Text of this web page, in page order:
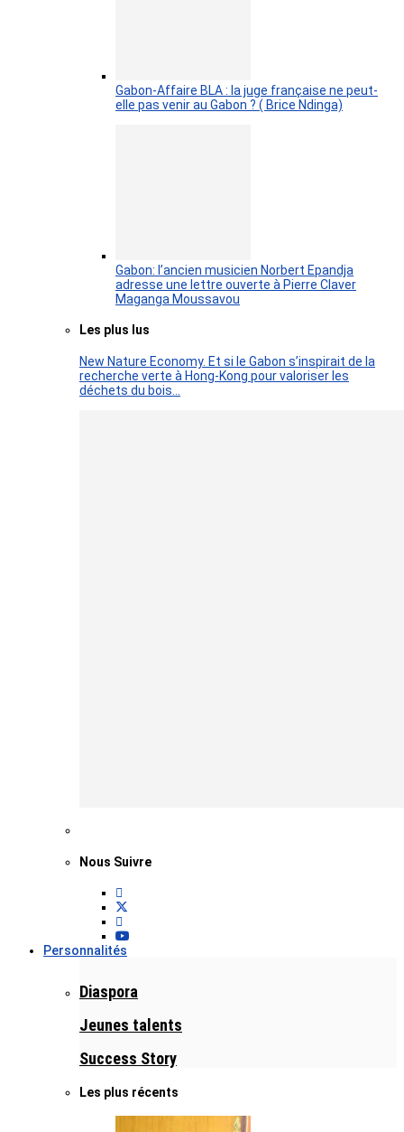
Gabon-Affaire BLA : la juge française ne peut-
elle pas venir au Gabon ? ( Brice Ndinga)
Gabon: l’ancien musicien Norbert Epandja
adresse une lettre ouverte à Pierre Claver
Maganga Moussavou
Les plus lus
New Nature Economy. Et si le Gabon s’inspirait de la
recherche verte à Hong-Kong pour valoriser les
déchets du bois…
Nous Suivre
Personnalités
Diaspora
Jeunes talents
Success Story
Les plus récents